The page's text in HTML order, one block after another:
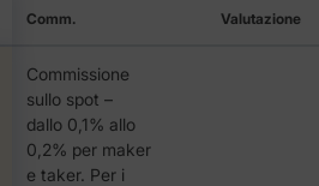
Comm. Valutazione
Commissione
sullo spot –
dallo 0,1% allo
0,2% per maker
e taker. Per i